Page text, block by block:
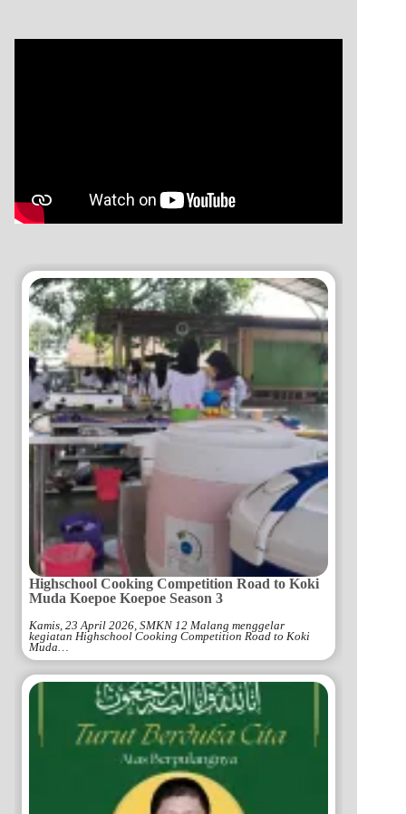
Highschool Cooking Competition Road to Koki
Muda Koepoe Koepoe Season 3
Kamis, 23 April 2026, SMKN 12 Malang menggelar
kegiatan Highschool Cooking Competition Road to Koki
Muda…